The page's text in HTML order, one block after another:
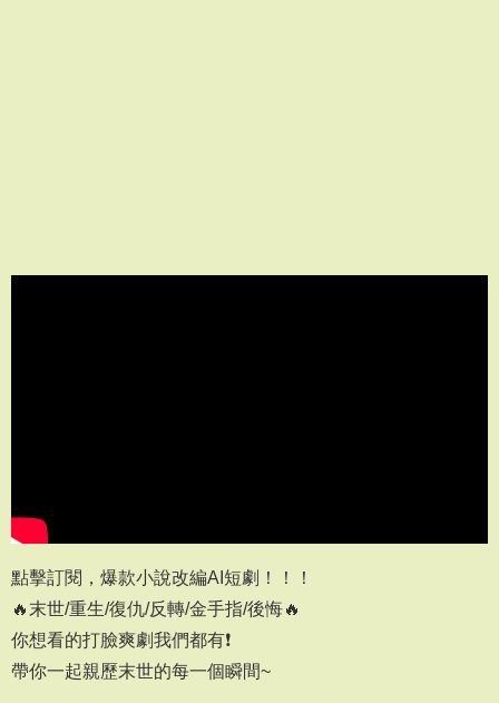
點擊訂閱，爆款小說改編AI短劇！！！
🔥末世/重生/復仇/反轉/金手指/後悔🔥
你想看的打臉爽劇我們都有❗️
帶你一起親歷末世的每一個瞬間~